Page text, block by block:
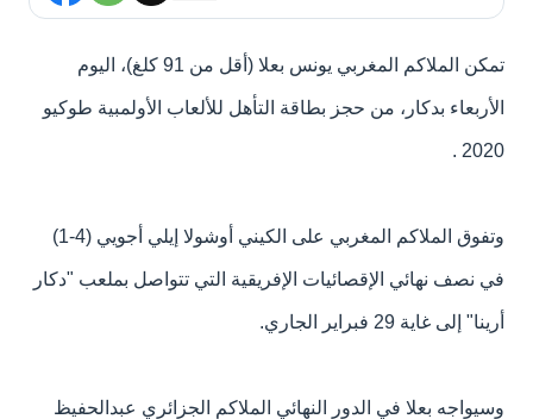
تمكن الملاكم المغربي يونس بعلا (أقل من 91 كلغ)، اليوم
الأربعاء بدكار، من حجز بطاقة التأهل للألعاب الأولمبية طوكيو
2020 .
وتفوق الملاكم المغربي على الكيني أوشولا إيلي أجويي (4-1)
في نصف نهائي الإقصائيات الإفريقية التي تتواصل بملعب "دكار
أرينا" إلى غاية 29 فبراير الجاري.
وسيواجه بعلا في الدور النهائي الملاكم الجزائري عبدالحفيظ